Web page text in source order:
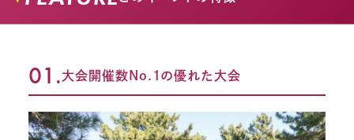
01.大会開催数No.1の優れた大会